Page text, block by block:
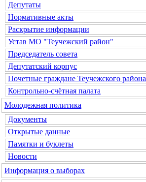
Депутаты
Нормативные акты
Раскрытие информации
Устав МО "Теучежский район"
Председатель совета
Депутатский корпус
Почетные граждане Теучежского района
Контрольно-счётная палата
Молодежная политика
Документы
Открытые данные
Памятки и буклеты
Новости
Информация о выборах